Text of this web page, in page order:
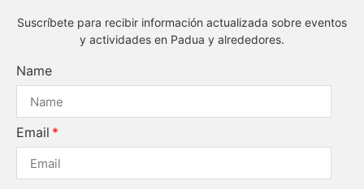
Suscríbete para recibir información actualizada sobre eventos
y actividades en Padua y alrededores.
Name
Email